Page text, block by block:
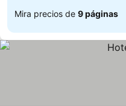
Mira precios de 9 páginas